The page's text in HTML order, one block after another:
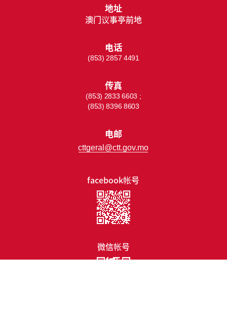
facebook帐号
微信帐号
地址
澳门议事亭前地
电话
(853) 2857 4491
传真
(853) 2833 6603 ;
(853) 8396 8603
电邮
cttgeral@ctt.gov.mo